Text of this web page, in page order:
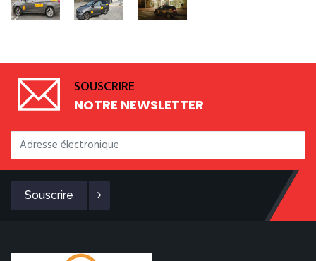
SOUSCRIRE
NOTRE NEWSLETTER
Souscrire